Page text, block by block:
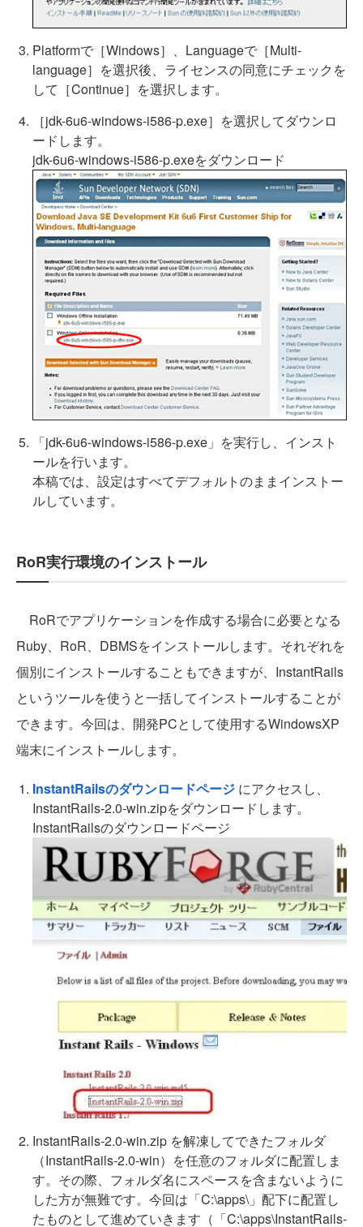
Platformで［Windows］、Languageで［Multi-
language］を選択後、ライセンスの同意にチェックを
して［Continue］を選択します。
［jdk-6u6-windows-i586-p.exe］を選択してダウンロ
ードします。
jdk-6u6-windows-i586-p.exeをダウンロード
「jdk-6u6-windows-i586-p.exe」を実行し、インスト
ールを行います。
本稿では、設定はすべてデフォルトのままインストー
ルしています。
RoR実行環境のインストール
RoRでアプリケーションを作成する場合に必要となる
Ruby、RoR、DBMSをインストールします。それぞれを
個別にインストールすることもできますが、InstantRails
というツールを使うと一括してインストールすることが
できます。今回は、開発PCとして使用するWindowsXP
端末にインストールします。
InstantRailsのダウンロードページ にアクセスし、
InstantRails-2.0-win.zipをダウンロードします。
InstantRailsのダウンロードページ
InstantRails-2.0-win.zip を解凍してできたフォルダ
（InstantRails-2.0-win）を任意のフォルダに配置しま
す。その際、フォルダ名にスペースを含まないように
した方が無難です。今回は「C:\apps\」配下に配置し
たものとして進めていきます（「C:\apps\InstantRails-